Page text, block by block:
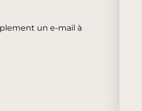
un e-mail à